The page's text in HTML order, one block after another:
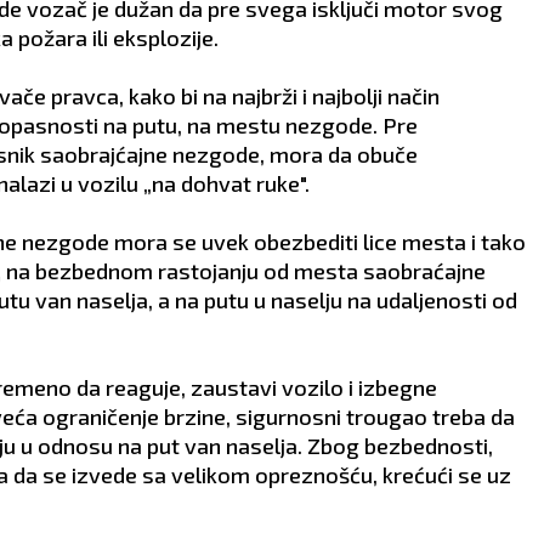
vozač je dužan da pre svega isključi motor svog
požara ili eksplozije.
pravca, kako bi na najbrži i najbolji način
na putu, na mestu nezgode. Pre
saobrajćajne nezgode, mora da obuče
u vozilu „na dohvat ruke".
nezgode mora se uvek obezbediti lice mesta i tako
bezbednom rastojanju od mesta saobraćajne
van naselja, a na putu u naselju na udaljenosti od
da reaguje, zaustavi vozilo i izbegne
ograničenje brzine, sigurnosni trougao treba da
u odnosu na put van naselja. Zbog bezbednosti,
se izvede sa velikom opreznošću, krećući se uz
DEVICA
24.8 - 23.9
mogao da vam poveri važan
zadatak ili poslovnu tajnu, a
upravo način na koji budete
reagovali doneće vam veliko
mogle da obnove kontakt s
osobom iz prošlosti ili da
upoznaju nekoga ko će ih
privući smirenošću i zrelošću.
ZDRAVLJE:Više se
24.9
Merkur u
aktivira vaše polje
planova, pa ćete
kontakte,
zajedničke
priliku da
LJUBAV:Zauzete
u period kada će
partnerom praviti
budućnost.
ZDRAVLJE: